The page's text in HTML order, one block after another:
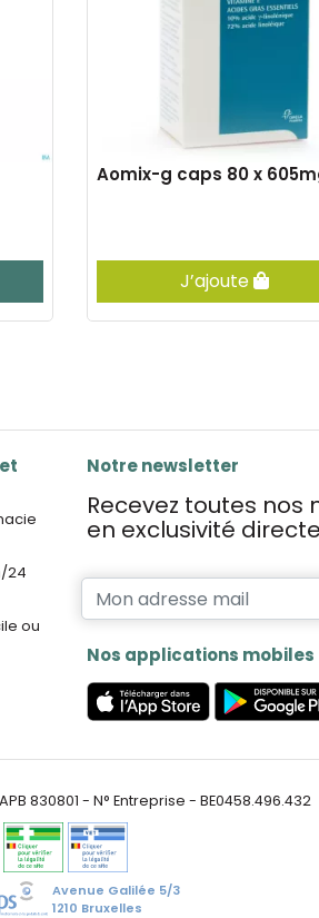
Aomix-g caps 80 x
J’ajoute
24
ou
Notre newsletter
Recevez toutes
en exclusivité
Nos applications mobiles
830801 - N° Entreprise - BE0458.496.432
Avenue Galilée 5/3
1210 Bruxelles